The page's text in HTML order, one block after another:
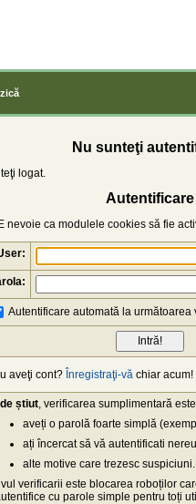
Nu sunteţi
logat.
Autentificare
nevoie ca modulele cookies să fie
Autentificare automată la următoarea
aveţi cont? Înregistraţi-vă chiar acum!
știut , verificarea sumplimentară
aveți o parolă foarte simplă
ați încercat să vă autentificati
alte motive care trezesc suspiciuni.
verificarii este blocarea roboților
cu parole simple pentru toți